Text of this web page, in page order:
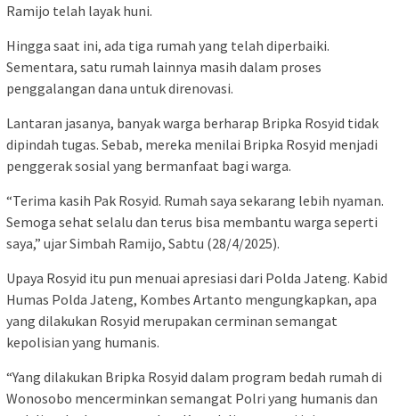
Ramijo telah layak huni.
Hingga saat ini, ada tiga rumah yang telah diperbaiki.
Sementara, satu rumah lainnya masih dalam proses
penggalangan dana untuk direnovasi.
Lantaran jasanya, banyak warga berharap Bripka Rosyid tidak
dipindah tugas. Sebab, mereka menilai Bripka Rosyid menjadi
penggerak sosial yang bermanfaat bagi warga.
“Terima kasih Pak Rosyid. Rumah saya sekarang lebih nyaman.
Semoga sehat selalu dan terus bisa membantu warga seperti
saya,” ujar Simbah Ramijo, Sabtu (28/4/2025).
Upaya Rosyid itu pun menuai apresiasi dari Polda Jateng. Kabid
Humas Polda Jateng, Kombes Artanto mengungkapkan, apa
yang dilakukan Rosyid merupakan cerminan semangat
kepolisian yang humanis.
“Yang dilakukan Bripka Rosyid dalam program bedah rumah di
Wonosobo mencerminkan semangat Polri yang humanis dan